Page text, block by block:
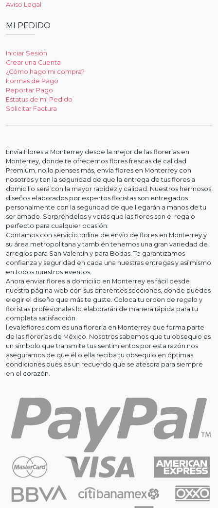
Aviso Legal
MI PEDIDO
Iniciar Sesión
Crear una Cuenta
¿Cómo hago mi compra?
Formas de Pago
Reportar Pago
Estatus de mi Pedido
Solicitar Factura
Envía Flores a Monterrey desde la mejor de las florerias en
Monterrey, donde te ofrecemos flores frescas de calidad
Premium, no lo pienses más, envía flores en Monterrey con
nosotros y ten la seguridad de que la entrega de tus flores a
domicilio será con la mayor rapidez y calidad. Nuestros hermosos
diseños elaborados por expertos floristas son entregados
personalmente con la seguridad de que llegarán a manos de tu
ser amado. Sorpréndelos y verás que las flores son el regalo
perfecto para cualquier ocasión.
Contamos con servicio online de envío de flores en Monterrey y
su área metropolitana y también tenemos una gran variedad de
arreglos para San Valentín y para Bodas. Te garantizamos
confianza y seguridad en cada una nuestras entregas y así mismo
en todos nuestros eventos.
Ahora enviar flores a domicilio en Monterrey es fácil desde
nuestra página web con sus diferentes secciones, donde puedes
elegir el diseño que más te guste. Coloca tu orden de regalo y
floristas profesionales lo elaborarán de manera rápida para tu
completa satisfacción.
llevaleflores.com es una florería en Monterrey que forma parte
de las florerías de México. Nosotros sabemos que tu obsequio es
un símbolo que transmite tus sentimientos por esta razón nos
aseguramos de que él o ella reciba tu obsequio en óptimas
condiciones pues es un recuerdo que se atesora para siempre
en el corazón.